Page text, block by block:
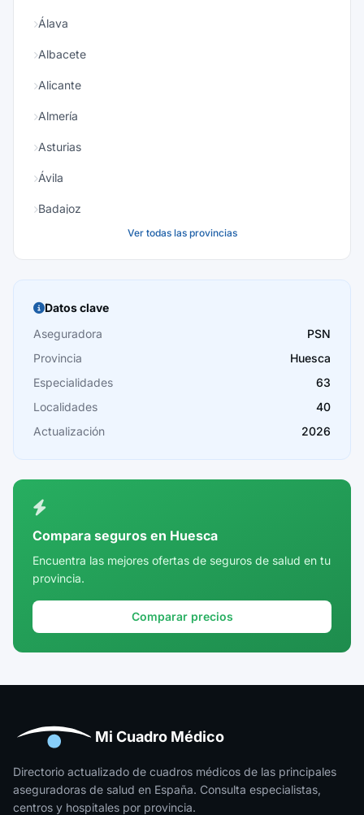
Álava
Albacete
Alicante
Almería
Asturias
Ávila
Badajoz
Burgos
Cáceres
Cádiz
Cantabria
Castellón
Córdoba
Cuenca
Girona
Huesca
Jaén
La Rioja
Ver todas las provincias
Datos clave
Aseguradora
PSN
Provincia
Huesca
Especialidades
63
Localidades
40
Actualización
2026
Compara seguros en Huesca
Encuentra las mejores ofertas de seguros de salud en tu
provincia.
Comparar precios
Mi Cuadro Médico
Directorio actualizado de cuadros médicos de las principales
aseguradoras de salud en España. Consulta especialistas,
centros y hospitales por provincia.